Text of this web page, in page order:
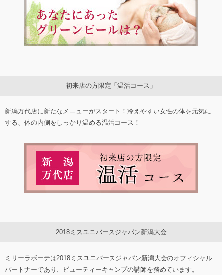
初来店の方限定「温活コース」
新潟万代店に新たなメニューがスタート！冷えやすい女性の体を元気に
する、体の内側をしっかり温める温活コース！
2018ミスユニバースジャパン新潟大会
ミリーラボーテは2018ミスユニバースジャパン新潟大会のオフィシャル
パートナーであり、ビューティーキャンプの講師を務めています。